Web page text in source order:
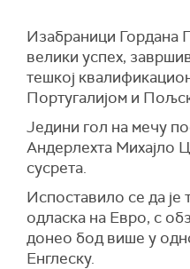
Изабраници Гордана
велики успех,
тешкој
Португалијом и
Једини гол на мечу
Андерлехта Михајло
сусрета.
Испоставило се да је
одласка на Евро, с
донео бод више у
Енглеску.